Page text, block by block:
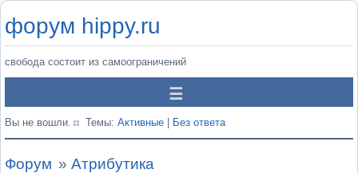
форум hippy.ru
свобода состоит из самоограничений
Вы не вошли. Темы: Активные Без ответа
Форум » Атрибутика